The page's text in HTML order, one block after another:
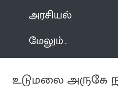
அரசியல்
மேலும்
உடுமலை அருகே